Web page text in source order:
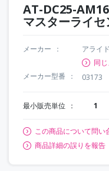
AT-DC25-
マスターライセ
メーカー
アライ
同
メーカー型番
03173
最小販売単位 1
この商品について問い
商品詳細の誤りを報告